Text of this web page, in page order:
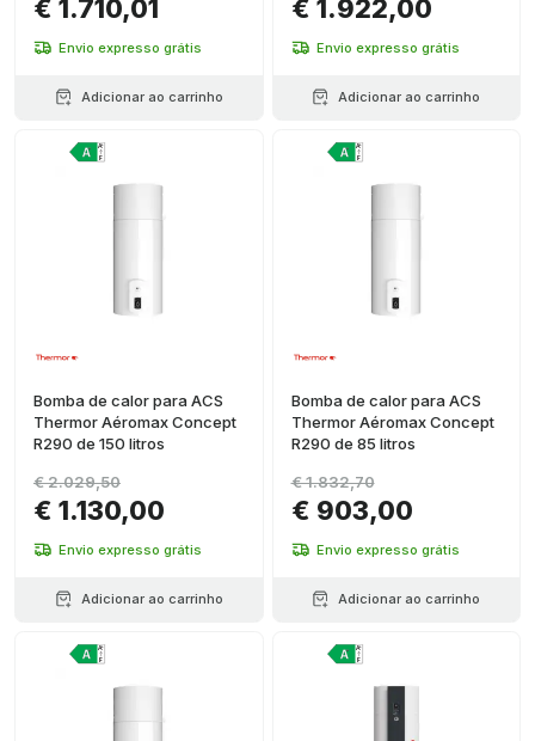
€ 1.710,01
Envio expresso grátis
Adicionar ao carrinho
€ 1.922,00
Envio expresso grátis
Adicionar ao carrinho
Bomba de calor para ACS
Thermor Aéromax Concept
R290 de 150 litros
€ 1.130,00
€ 2.029,50
Envio expresso grátis
Adicionar ao carrinho
Bomba de calor para ACS
Thermor Aéromax Concept
R290 de 85 litros
€ 903,00
€ 1.832,70
Envio expresso grátis
Adicionar ao carrinho